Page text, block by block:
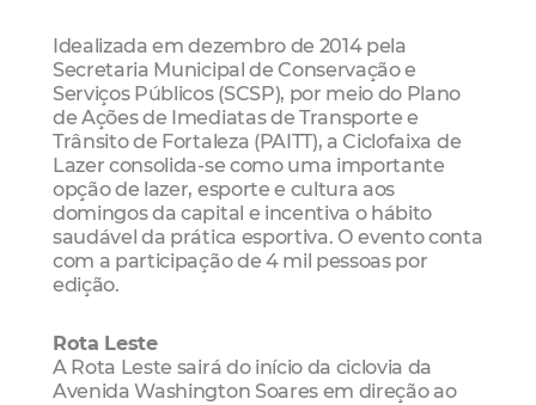
Idealizada em dezembro de 2014 pela
Secretaria Municipal de Conservação e
Serviços Públicos (SCSP), por meio do Plano
de Ações de Imediatas de Transporte e
Trânsito de Fortaleza (PAITT), a Ciclofaixa de
Lazer consolida-se como uma importante
opção de lazer, esporte e cultura aos
domingos da capital e incentiva o hábito
saudável da prática esportiva. O evento conta
com a participação de 4 mil pessoas por
edição.
Rota Leste
A Rota Leste sairá do início da ciclovia da
Avenida Washington Soares em direção ao